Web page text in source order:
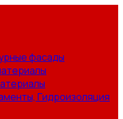
фасады
Гидроизоляция